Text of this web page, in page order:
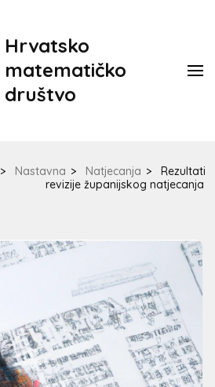
Hrvatsko
matematičko
društvo
> Nastavna > Natjecanja >
Rezultati
revizije županijskog natjecanja